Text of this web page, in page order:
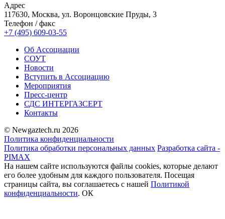
Адрес
117630, Москва, ул. Воронцовские Пруды, 3
Телефон / факс
+7 (495) 609-03-55
Об Ассоциации
СОУТ
Новости
Вступить в Ассоциацию
Мероприятия
Пресс-центр
СДС ИНТЕРГАЗСЕРТ
Контакты
© Newgaztech.ru 2026
Политика конфиденциальности
Политика обработки персональных данных Разработка сайта -
PIMAX
На нашем сайте используются файлы cookies, которые делают
его более удобным для каждого пользователя. Посещая
страницы сайта, вы соглашаетесь c нашей Политикой
конфиденциальности. ОК